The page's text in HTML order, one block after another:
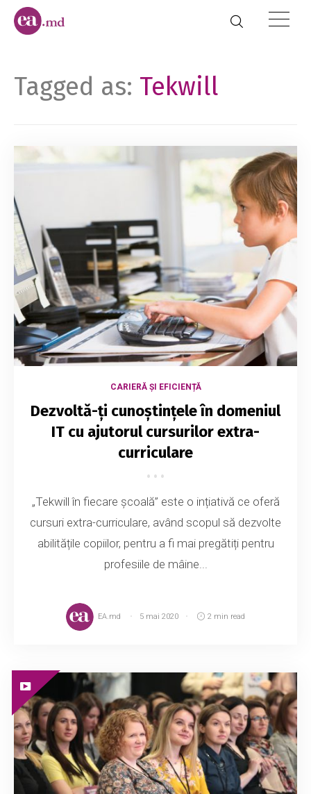
Tagged as: Tekwill
CARIERĂ ȘI EFICIENȚĂ
Dezvoltă-ți cunoștințele în domeniul
IT cu ajutorul cursurilor extra-
curriculare
„Tekwill în fiecare școală” este o ințiativă ce oferă
cursuri extra-curriculare, având scopul să dezvolte
abilitățile copiilor, pentru a fi mai pregătiți pentru
profesiile de mâine...
EA.md 5 mai 2020 2 min read